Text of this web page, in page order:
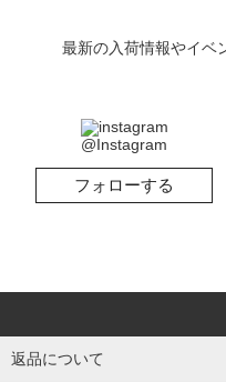
最新の入荷情報やイベ
@Instagram
フォローする
返品について